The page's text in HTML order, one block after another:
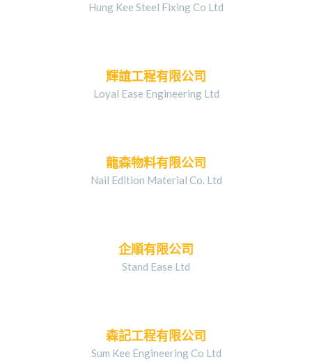
Hung Kee Steel Fixing Co Ltd
輝誼工程有限公司
Loyal Ease Engineering Ltd
龍森物料有限公司
Nail Edition Material Co. Ltd
企順有限公司
Stand Ease Ltd
森記工程有限公司
Sum Kee Engineering Co Ltd